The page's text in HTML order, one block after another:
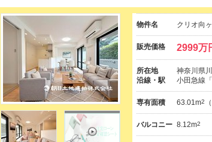
物件名 クリオ向
販売価格 2999万
所在地
神奈川県
沿線・駅
小田急線
専有面積 63.01m2
バルコニー 8.12m2